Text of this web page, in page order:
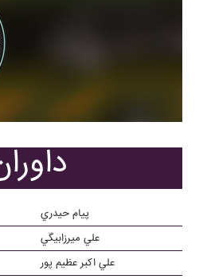
پيام حيدري
علي ميرزابيگي
علي اکبر عظيم پور